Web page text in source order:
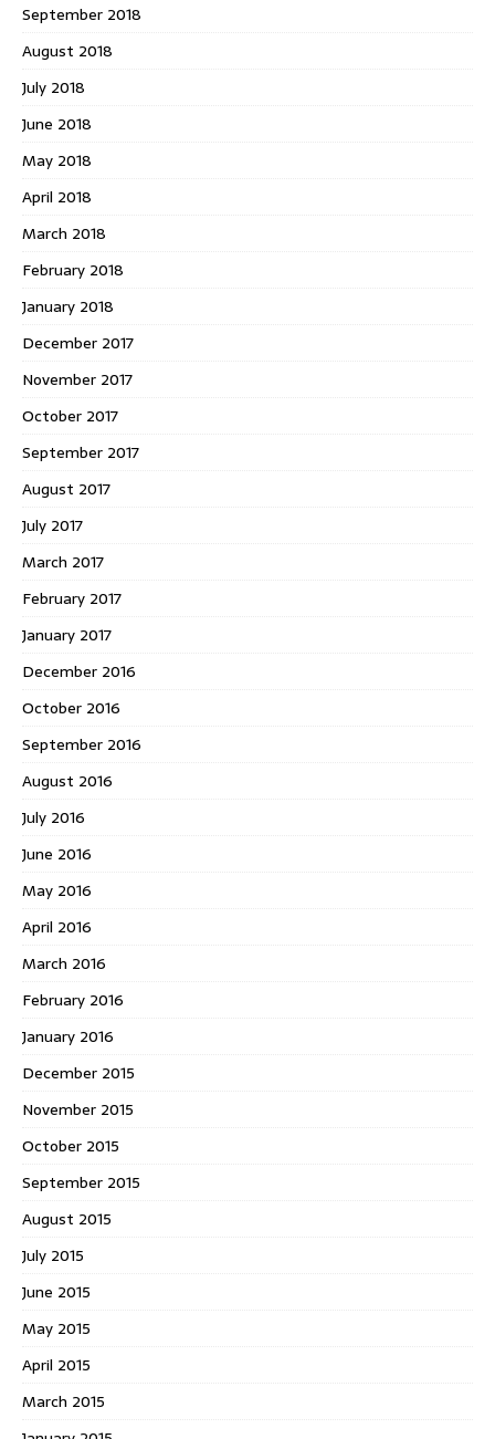
September 2018
August 2018
July 2018
June 2018
May 2018
April 2018
March 2018
February 2018
January 2018
December 2017
November 2017
October 2017
September 2017
August 2017
July 2017
March 2017
February 2017
January 2017
December 2016
October 2016
September 2016
August 2016
July 2016
June 2016
May 2016
April 2016
March 2016
February 2016
January 2016
December 2015
November 2015
October 2015
September 2015
August 2015
July 2015
June 2015
May 2015
April 2015
March 2015